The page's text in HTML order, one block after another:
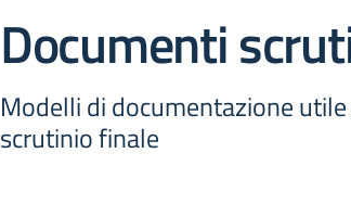
Documenti
Modelli di documentazione
scrutinio finale